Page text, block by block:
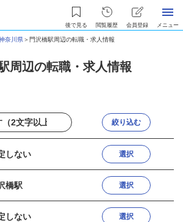
後で見る 閲覧履歴 会員登録 メニュー
奈川県＞ 門沢橋駅周辺の転職・求人情報
周辺の転職・求人情報
絞り込む
しない 選択
橋駅 選択
しない 選択